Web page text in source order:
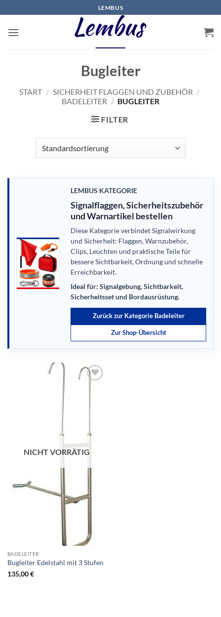
Inhalt
springen
LEMBUS
Bugleiter
START / SICHERHEIT FLAGGEN UND ZUBEHÖR /
BADELEITER / BUGLEITER
FILTER
LEMBUS KATEGORIE
Signalflaggen, Sicherheitszubehör
und Warnartikel bestellen
Diese Kategorie verbindet Signalwirkung
und Sicherheit: Flaggen, Warnzubehör,
Clips, Leuchten und praktische Teile für
bessere Sichtbarkeit, Ordnung und schnelle
Erreichbarkeit.
Ideal für: Signalgebung, Sichtbarkeit,
Sicherheitsset und Bordausrüstung.
Zurück zur Kategorie Badeleiter
Zur Shop-Übersicht
NICHT VORRÄTIG
BADELEITER
Bugleiter Edelstahl mit 3 Stufen
135,00€